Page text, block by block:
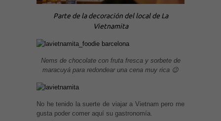
Parte de la decoración del local de La
Vietnamita
Nems de chocolate con fruta fresca y sorbete de
maracuyá para redondear una cena muy rica 😉
No he tenido la suerte de viajar a Vietnam pero me
gusta poder comer aquí su gastronomía.